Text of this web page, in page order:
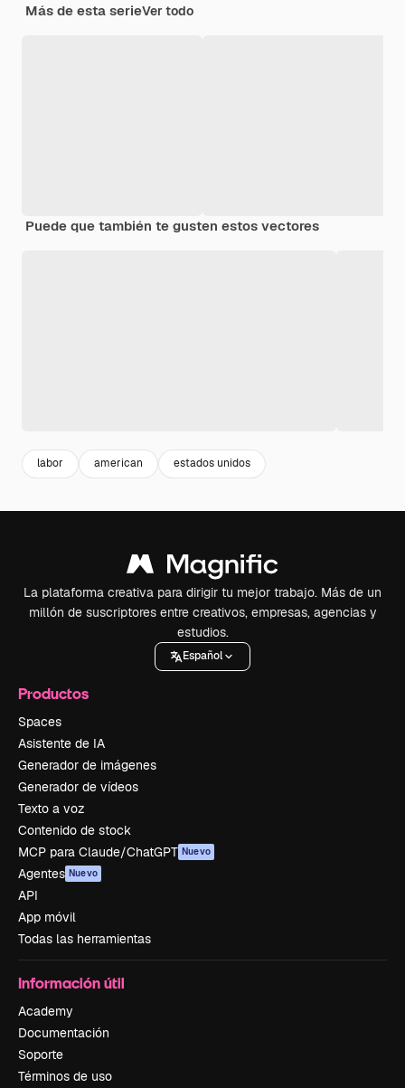
Más de esta serieVer todo
Puede que también te gusten estos vectores
labor american estados unidos
La plataforma creativa para dirigir tu mejor trabajo. Más de un
millón de suscriptores entre creativos, empresas, agencias y
estudios.
Español
Productos
Spaces
Asistente de IA
Generador de imágenes
Generador de vídeos
Texto a voz
Contenido de stock
MCP para Claude/ChatGPT Nuevo
Agentes Nuevo
API
App móvil
Todas las herramientas
Información útil
Academy
Documentación
Soporte
Términos de uso